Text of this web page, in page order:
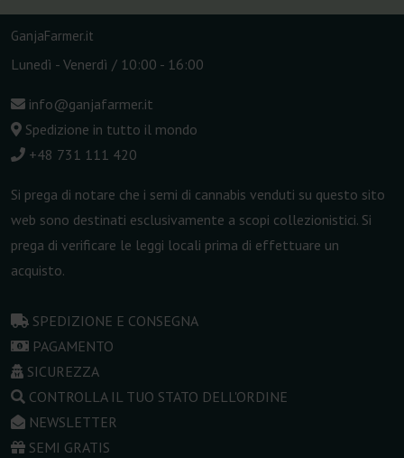
GanjaFarmer.it
Lunedì - Venerdì / 10:00 - 16:00
info@ganjafarmer.it
Spedizione in tutto il mondo
+48 731 111 420
Si prega di notare che i semi di cannabis venduti su questo sito
web sono destinati esclusivamente a scopi collezionistici. Si
prega di verificare le leggi locali prima di effettuare un
acquisto.
SPEDIZIONE E CONSEGNA
PAGAMENTO
SICUREZZA
CONTROLLA IL TUO STATO DELL'ORDINE
NEWSLETTER
SEMI GRATIS